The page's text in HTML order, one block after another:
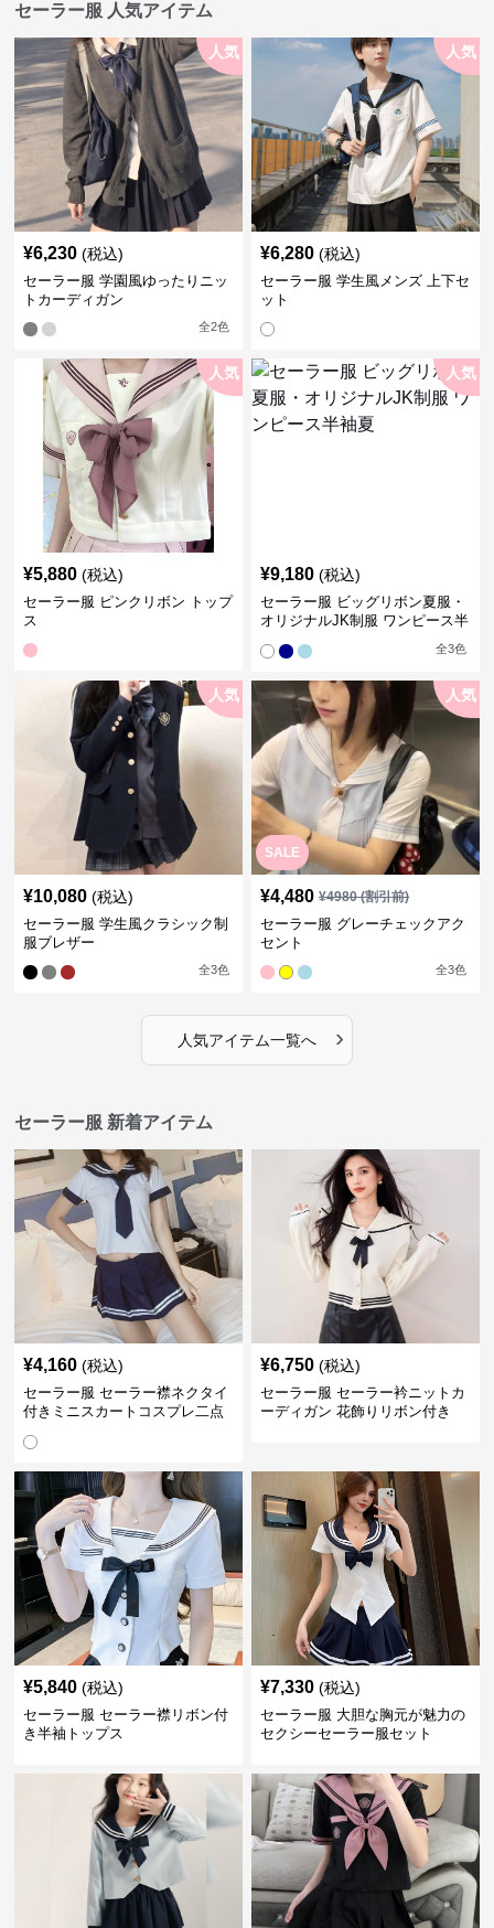
セーラー服 人気アイテム
人気
¥6,230 (税込)
セーラー服 学園風ゆったりニッ
トカーディガン
全2色
人気
¥6,280 (税込)
セーラー服 学生風メンズ 上下セ
ット
人気
¥5,880 (税込)
セーラー服 ピンクリボン トップ
ス
人気
¥9,180 (税込)
セーラー服 ビッグリボン夏服・
オリジナルJK制服 ワンピース半
全3色
人気
¥10,080 (税込)
セーラー服 学生風クラシック制
服ブレザー
全3色
SALE
人気
¥4,480 ¥4980(割引前)
セーラー服 グレーチェックアク
セント
全3色
人気アイテム一覧へ ›
セーラー服 新着アイテム
¥4,160 (税込)
セーラー服 セーラー襟ネクタイ
付きミニスカートコスプレ二点
¥6,750 (税込)
セーラー服 セーラー衿ニットカ
ーディガン 花飾りリボン付き
¥5,840 (税込)
セーラー服 セーラー襟リボン付
き半袖トップス
¥7,330 (税込)
セーラー服 大胆な胸元が魅力の
セクシーセーラー服セット